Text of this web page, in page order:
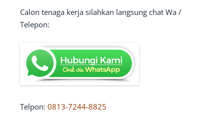
Calon tenaga kerja silahkan langsung chat Wa /
Telepon:
Telpon: 0813-7244-8825